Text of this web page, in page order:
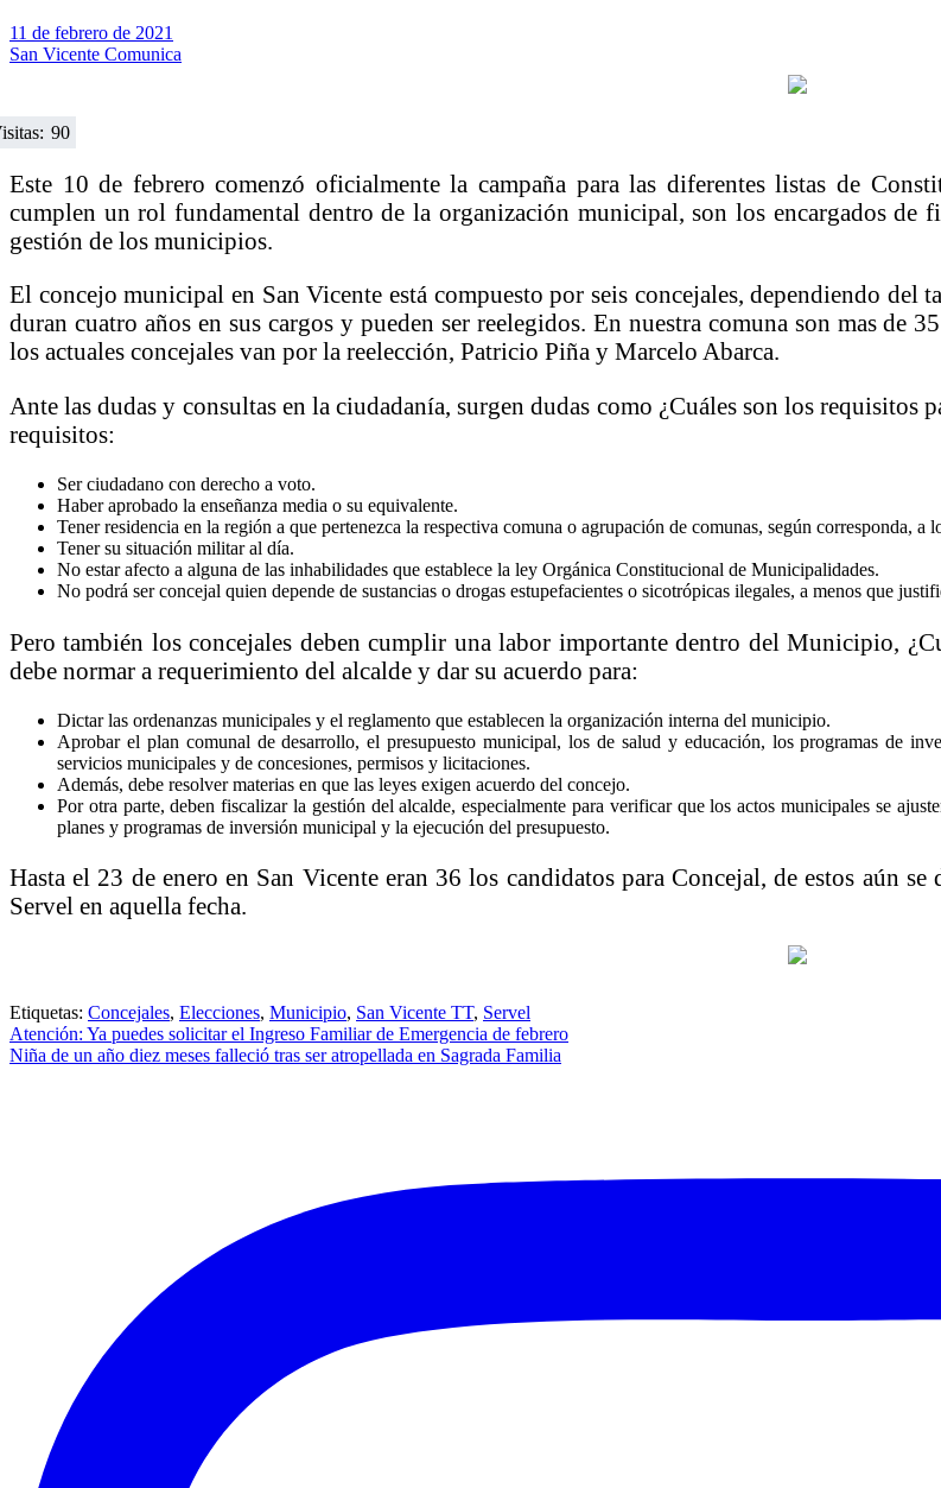
11 de febrero de 2021
San Vicente Comunica
90
Este 10 de febrero comenzó oficialmente la campaña para las diferentes listas de
cumplen un rol fundamental dentro de la organización municipal, son los encargados de
gestión de los municipios.
El concejo municipal en San Vicente está compuesto por seis concejales, dependiendo del
duran cuatro años en sus cargos y pueden ser reelegidos. En nuestra comuna son mas de
los actuales concejales van por la reelección, Patricio Piña y Marcelo Abarca.
Ante las dudas y consultas en la ciudadanía, surgen dudas como ¿Cuáles son los requisitos
requisitos:
Ser ciudadano con derecho a voto.
Haber aprobado la enseñanza media o su equivalente.
Tener residencia en la región a que pertenezca la respectiva comuna o agrupación de comunas, según corresponda,
Tener su situación militar al día.
No estar afecto a alguna de las inhabilidades que establece la ley Orgánica Constitucional de Municipalidades.
No podrá ser concejal quien depende de sustancias o drogas estupefacientes o sicotrópicas ilegales, a menos que
Pero también los concejales deben cumplir una labor importante dentro del Municipio,
debe normar a requerimiento del alcalde y dar su acuerdo para:
Dictar las ordenanzas municipales y el reglamento que establecen la organización interna del municipio.
Aprobar el plan comunal de desarrollo, el presupuesto municipal, los de salud y educación, los programas de
servicios municipales y de concesiones, permisos y licitaciones.
Además, debe resolver materias en que las leyes exigen acuerdo del concejo.
Por otra parte, deben fiscalizar la gestión del alcalde, especialmente para verificar que los actos municipales se
planes y programas de inversión municipal y la ejecución del presupuesto.
Hasta el 23 de enero en San Vicente eran 36 los candidatos para Concejal, de estos aún
Servel en aquella fecha.
Etiquetas: Concejales, Elecciones, Municipio, San Vicente TT, Servel
Navegación
de
Atención: Ya puedes solicitar el Ingreso Familiar de Emergencia de febrero
Niña de un año diez meses falleció tras ser atropellada en Sagrada Familia